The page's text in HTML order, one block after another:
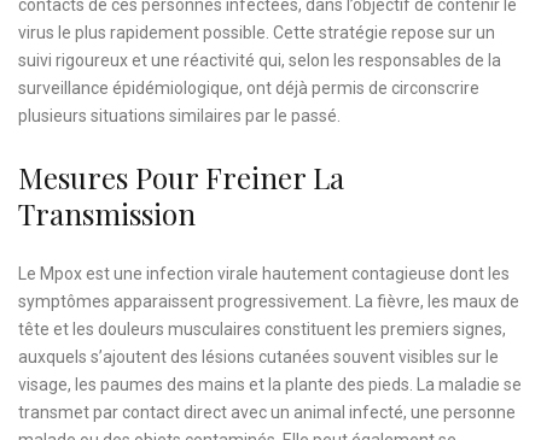
contacts de ces personnes infectées, dans l’objectif de contenir le
virus le plus rapidement possible. Cette stratégie repose sur un
suivi rigoureux et une réactivité qui, selon les responsables de la
surveillance épidémiologique, ont déjà permis de circonscrire
plusieurs situations similaires par le passé.
Mesures Pour Freiner La
Transmission
Le Mpox est une infection virale hautement contagieuse dont les
symptômes apparaissent progressivement. La fièvre, les maux de
tête et les douleurs musculaires constituent les premiers signes,
auxquels s’ajoutent des lésions cutanées souvent visibles sur le
visage, les paumes des mains et la plante des pieds. La maladie se
transmet par contact direct avec un animal infecté, une personne